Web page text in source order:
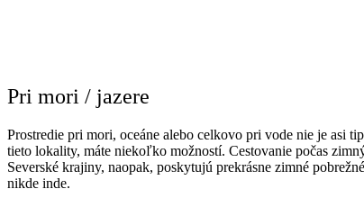
Pri mori / jazere
Prostredie pri mori, oceáne alebo celkovo pri vode nie je asi
tieto lokality, máte niekoľko možností. Cestovanie počas
Severské krajiny, naopak, poskytujú prekrásne zimné
nikde inde.